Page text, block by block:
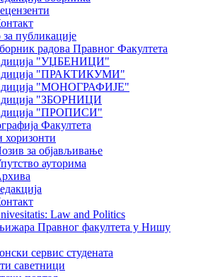
публикације
радова Правног Факултета
"УЏБЕНИЦИ"
"ПРАКТИКУМИ"
"МОНОГРАФИЈЕ"
"ЗБОРНИЦИ
"ПРОПИСИ"
Факултета
хоризонти
за објављивање
ауторима
Law and Politics
Правног факултета у Нишу
сервис студената
саветници